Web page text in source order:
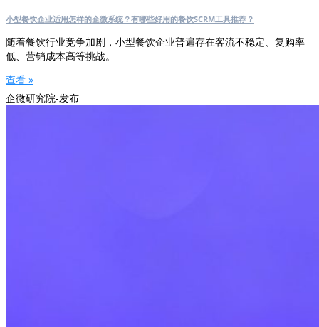
小型餐饮企业适用怎样的企微系统？有哪些好用的餐饮SCRM工具推荐？
随着餐饮行业竞争加剧，小型餐饮企业普遍存在客流不稳定、复购率
低、营销成本高等挑战。
查看 »
企微研究院-发布